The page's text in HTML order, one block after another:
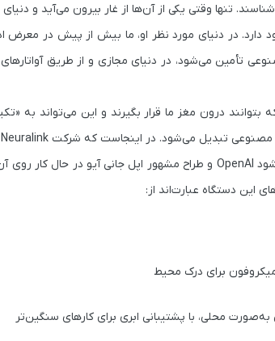
تنها وقتی یکی از آن‌ها از غار بیرون می‌آید و
دارد. در دنیای مورد نظر او، ما بیش از پیش در
تأمین می‌شود، در دنیای مجازی و از طریق
درون مغز ما قرار بگیرند و این می‌تواند به
تبدیل می‌شود. در اینجاست که شرکت Neuralink
OpenAI و طراح مشهور اپل جانی آیو در حال کار روی
این دستگاه عبارت‌اند از:
برای درک محیط
محلی، با پشتیبانی ابری برای کارهای سنگین‌تر